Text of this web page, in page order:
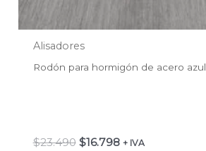
Alisadores
Rodón para hormigón de acero azul
$23.490 $16.798 + IVA